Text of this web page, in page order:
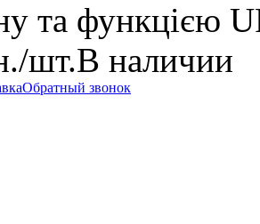
та функцією
/шт.В наличии
Обратный звонок